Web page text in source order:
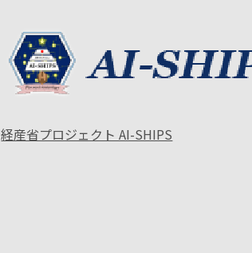
経産省プロジェクト AI-SHIPS